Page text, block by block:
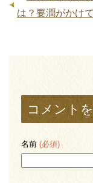
は？要潤がかけ
コメント
名前 (必須)